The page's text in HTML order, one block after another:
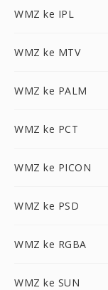
WMZ ke IPL
WMZ ke MTV
WMZ ke PALM
WMZ ke PCT
WMZ ke PICON
WMZ ke PSD
WMZ ke RGBA
WMZ ke SUN